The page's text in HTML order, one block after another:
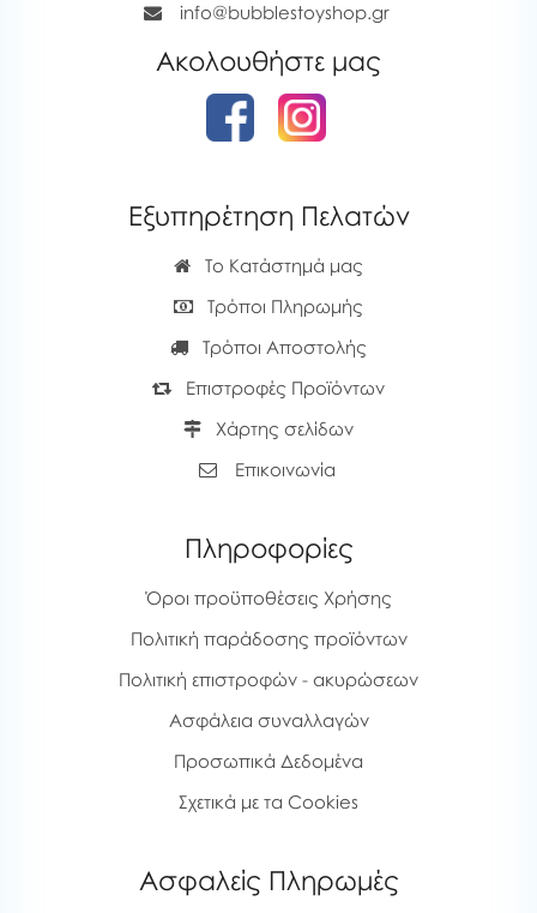
info@bubblestoyshop.gr
Ακολουθήστε μας
Εξυπηρέτηση Πελατών
Το Κατάστημά μας
Τρόποι Πληρωμής
Τρόποι Αποστολής
Επιστροφές Προϊόντων
Χάρτης σελίδων
Επικοινωνία
Πληροφορίες
Όροι προϋποθέσεις Χρήσης
Πολιτική παράδοσης προϊόντων
Πολιτική επιστροφών - ακυρώσεων
Ασφάλεια συναλλαγών
Προσωπικά Δεδομένα
Σχετικά με τα Cookies
Ασφαλείς Πληρωμές